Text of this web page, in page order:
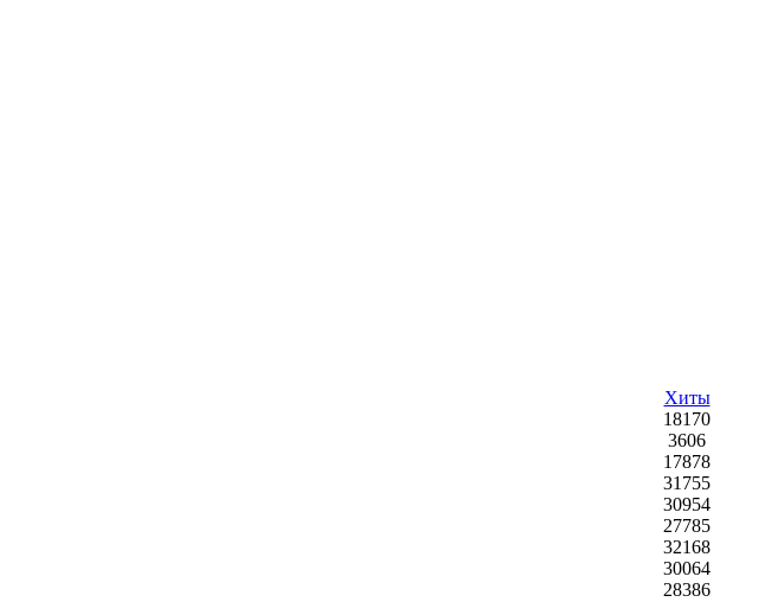
Хиты
18170
3606
17878
31755
30954
27785
32168
30064
28386